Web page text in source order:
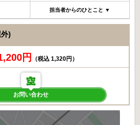
担当者からのひとこと ▼
)
円 （税込 1,320円）
お問い合わせ